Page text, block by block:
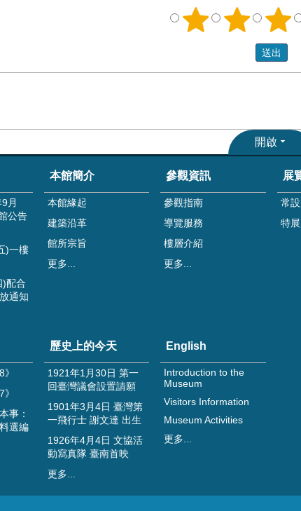
開啟
月
公告
)一樓
)配合
通知
本館簡介
本館緣起
建築沿革
館所宗旨
更多...
參觀資訊
參觀指南
導覽服務
樓層介紹
更多...
展
常
特
事：
選編
歷史上的今天
1921年1月30日 第一
回臺灣議會設置請願
1901年3月4日 臺灣第
一飛行士 謝文達 出生
1926年4月4日 文協活
動寫真隊 臺南首映
更多...
English
Introduction to the
Museum
Visitors Information
Museum Activities
更多...